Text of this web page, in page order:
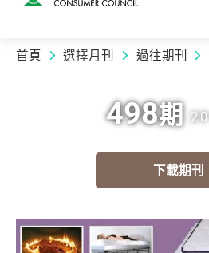
消費者委員會
首頁 選擇月刊 過往期刊
498期
下載期刊